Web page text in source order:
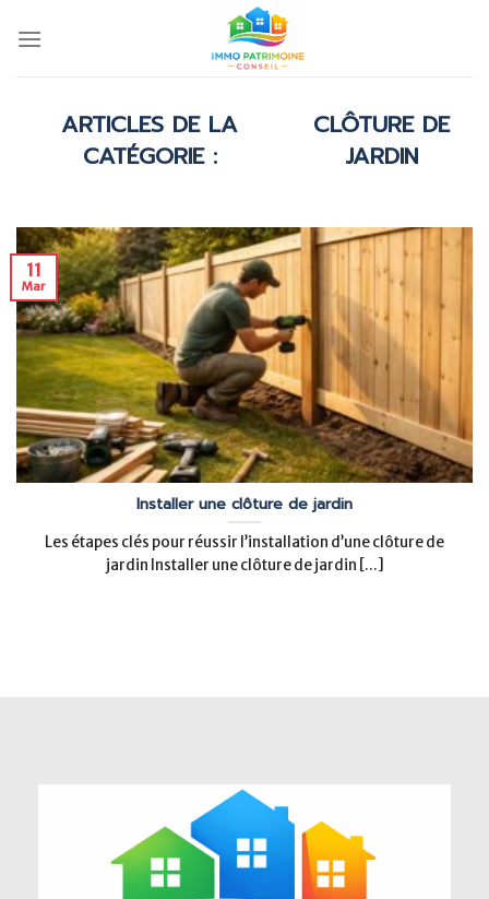
CLÔTURE DE
JARDIN
Installer une clôture de jardin
Les étapes clés pour réussir l’installation d’une clôture de
jardin Installer une clôture de jardin [...]
11
Mar